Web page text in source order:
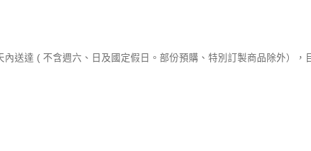
送達 ( 不含週六、日及國定假日。部份預購、特別訂製商品除外），